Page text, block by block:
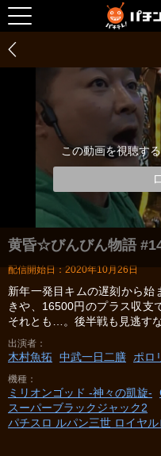
この動画を視聴す
黄昏☆びんびん物語
配信開始日：2020年10月26日
新年一発目キムの遅刻から始
きや、16500円のプラス収支
それとも…。後半戦も見逃す
出演者
木村魚拓 中武一日二膳 ポロ
機種
ミリオンゴッド -神々の凱旋-
スーパーブラックジャック2
パチスロ ルパン三世 ロイヤ